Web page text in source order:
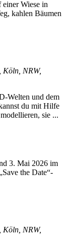
Köln, NRW,
Welten und dem
du mit Hilfe
sie ...
Köln, NRW,